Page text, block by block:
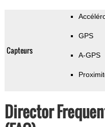
Capteurs
GPS
A-GPS
Director